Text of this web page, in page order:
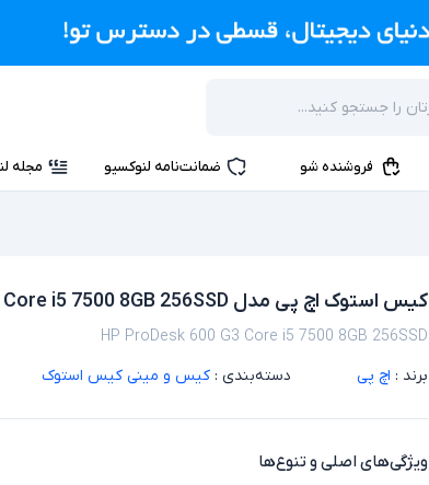
فروشنده شو ضمانت‌نامه لنوکسیو مجله
کیس استوک اچ پی مدل HP ProDesk 600 G3 Core i5 7500 8GB 256SSD
HP ProDesk 600 G3 Core i5 7500 8GB 256SSD
برند : اچ پی دسته‌بندی : کیس و مینی کیس استوک
ویژگی‌های اصلی و تنوع‌ها